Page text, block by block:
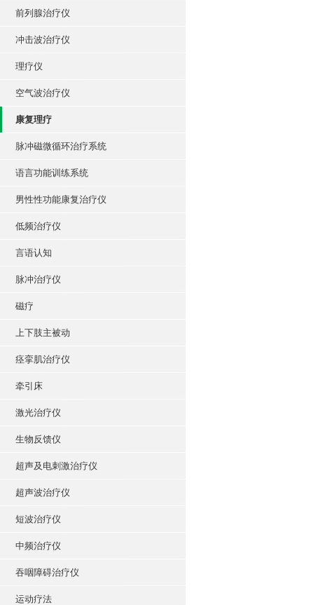
前列腺治疗仪
冲击波治疗仪
理疗仪
空气波治疗仪
康复理疗
脉冲磁微循环治疗系统
语言功能训练系统
男性性功能康复治疗仪
低频治疗仪
言语认知
脉冲治疗仪
磁疗
上下肢主被动
痉挛肌治疗仪
牵引床
激光治疗仪
生物反馈仪
超声及电刺激治疗仪
超声波治疗仪
短波治疗仪
中频治疗仪
吞咽障碍治疗仪
运动疗法